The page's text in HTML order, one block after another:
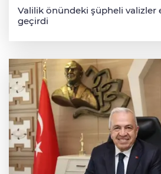
Valilik önündeki şüpheli valizler
geçirdi